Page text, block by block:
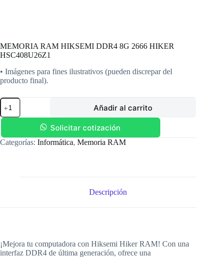
MEMORIA RAM HIKSEMI DDR4 8G 2666 HIKER
HSC408U26Z1
• Imágenes para fines ilustrativos (pueden discrepar del
producto final).
MEMORIA
RAM
HIKSEMI
8G
2666
Añadir al carrito
Solicitar cotización
Categorías: Informática, Memoria RAM
Descripción
¡Mejora tu computadora con Hiksemi Hiker RAM! Con una
interfaz DDR4 de última generación, ofrece una